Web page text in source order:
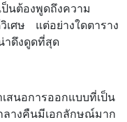
นต้องพูดถึงความ
ศษ แต่อย่างใดตาราง
าดึงดูดที่สุด
สนอการออกแบบที่เป็น
ลางคืนมีเอกลักษณ์มาก